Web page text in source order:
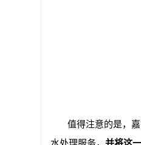
值得注意的是，
水处理服务，